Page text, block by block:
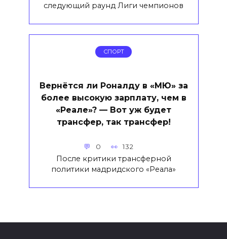
следующий раунд Лиги чемпионов
СПОРТ
Вернётся ли Роналду в «МЮ» за
более высокую зарплату, чем в
«Реале»? — Вот уж будет
трансфер, так трансфер!
0 132
После критики трансферной
политики мадридского «Реала»